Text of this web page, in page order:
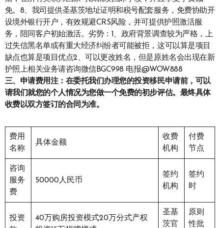
免。8、我司提供圣基茨地址证明和税号配套服务，免费协助开
设境外银行开户，有效规避CRS风险，并可提供护照激活服
务，陪同客户初始激活。劣势：1、政府背景调查较为严格，上
过失信黑名单或有重大经济纠纷者可能被拒，这可以算是项目
缺点也算是项目优点2、可以更改姓名，但是原姓名会出现在新
护照上相关业务请咨询微信BGC998 电报@WOW888
三、申请费用注：在委托我们办理您的投资移民申请前，可以
请我们就您的个人情况为您做一个免费的初步评估。最终具体
收费以双方签订的合同为准。
费用
名称
具体金额
收费
机构
付费
节点
咨询
服务
费
50000人民币
签约
机构
签约
时
投资
40万购房投资模式20万分式产权
圣基
茨官
原则
性批